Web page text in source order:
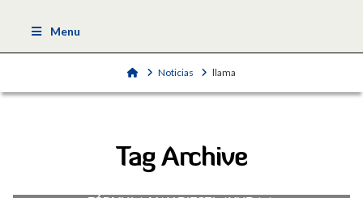
Menu
HomeNoticias llama
Tag Archive